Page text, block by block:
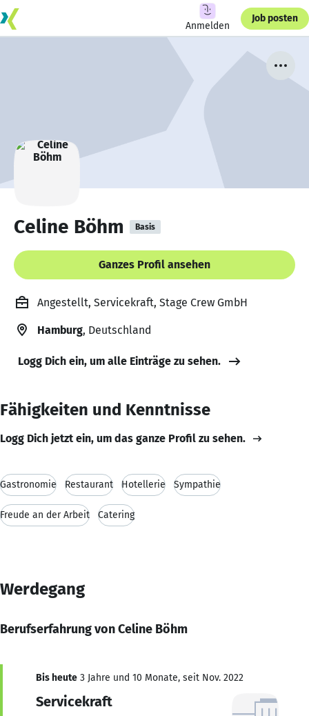
Anmelden
Job posten
Celine Böhm Basis
Ganzes Profil ansehen
Angestellt, Servicekraft, Stage Crew GmbH
Hamburg, Deutschland
Logg Dich ein, um alle Einträge zu sehen.
Fähigkeiten und Kenntnisse
Logg Dich jetzt ein, um das ganze Profil zu sehen.
Gastronomie Restaurant Hotellerie Sympathie
Freude an der Arbeit Catering
Werdegang
Berufserfahrung von Celine Böhm
Bis heute 3 Jahre und 10 Monate, seit Nov. 2022
Servicekraft